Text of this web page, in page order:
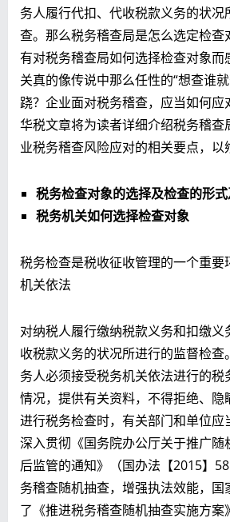
务人履行代扣、代收税款义务的状况
查。那么税务稽查局是怎么选定检查
有对税务稽查局如何选择检查对象而
关真的像传说中那么任性的“想查谁
跷？企业面对税务稽查，应当如何应
华税文章将为读者详细介绍税务稽查
业税务稽查风险应对的相关要点，以
税务检查对象的选择及检查的形
税务机关如何选择检查对象
税务检查是税收征收管理的一个重要
机关依法
对纳税人履行缴纳税款义务和扣缴义
收税款义务的状况所进行的监督检查
务人必须接受税务机关依法进行的税
情况，提供有关资料，不得拒绝、隐
进行税务检查时，有关部门和单位应
深入贯彻《国务院办公厅关于推广随
后监管的通知》（国办法【2015】
务稽查随机抽查，增强执法效能，国
了《推进税务稽查随机抽查实施方案